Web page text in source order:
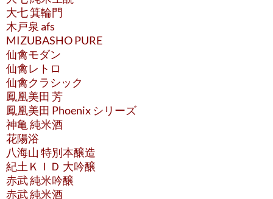
大七 箕輪門
木戸泉 afs
MIZUBASHO PURE
仙禽モダン
仙禽レトロ
仙禽クラシック
鳳凰美田 芳
鳳凰美田 Phoenix シリーズ
神亀 純米酒
花陽浴
八海山 特別本醸造
紀土ＫＩＤ 大吟醸
赤武 純米吟醸
赤武 純米酒